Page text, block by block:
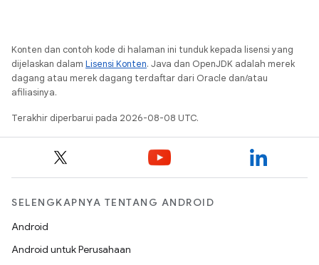
Konten dan contoh kode di halaman ini tunduk kepada lisensi yang
dijelaskan dalam Lisensi Konten. Java dan OpenJDK adalah merek
dagang atau merek dagang terdaftar dari Oracle dan/atau
afiliasinya.
Terakhir diperbarui pada 2026-08-08 UTC.
SELENGKAPNYA TENTANG ANDROID
Android
Android untuk Perusahaan